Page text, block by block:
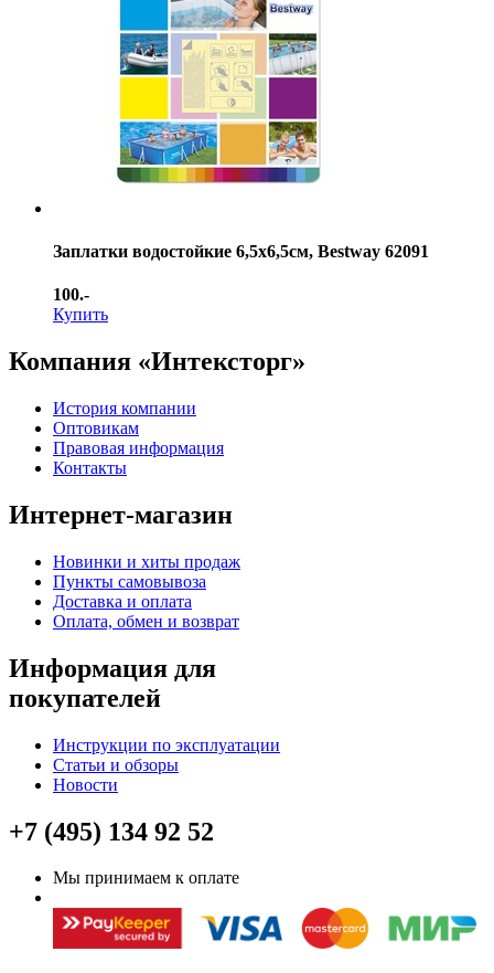
Заплатки водостойкие 6,5х6,5см, Bestway 62091
100.-
Купить
Компания «Интексторг»
История компании
Оптовикам
Правовая информация
Контакты
Интернет-магазин
Новинки и хиты продаж
Пункты самовывоза
Доставка и оплата
Оплата, обмен и возврат
Информация для
покупателей
Инструкции по эксплуатации
Статьи и обзоры
Новости
+7 (495) 134 92 52
Мы принимаем к оплате